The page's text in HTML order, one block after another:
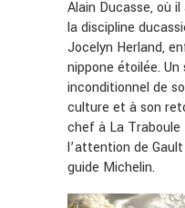
Alain Ducasse, où
la discipline
Jocelyn Herland,
nippone étoilée.
inconditionnel de
culture et à son
chef à La
l’attention de
guide Michelin.